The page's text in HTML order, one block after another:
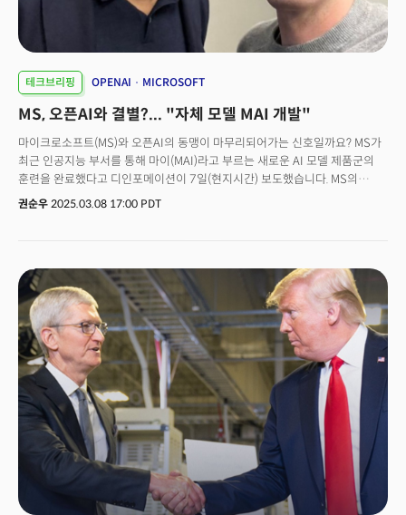
참석하는 공식 행사에 초대되는 등 높은 위상을 자랑하고 있는데요. 현재 중국
내 여러 지자체에서 딥시크의 오픈소스 AI 모델을 IT 인프라와 업무
프로세스에 통합하려는 움직임을 보이고 있습니다. 중국 정부 차원에서
보이고 있는 겁니다. 최근 중국은 정부 관리나 국유기업 임원들의 해외 출국을
제한하는 사례가 늘고 있는데요. 최근 몇년간 공무원, 교사, 국유기업 일반
직원들까지 확대되고 있고, 이제는 민간 스타트업까지 이러한 제한이
적용되고 있습니다. AI 경쟁이 국가 차원의 경쟁으로 확대되면서 자원, 기술
유출에 대해 정부 차원의 관리와 지원이 이뤄지고 있는 것으로 보이는데요.
미국의 빅테크도 기민하게 움직이고 있습니다. 오픈AI가 트럼프 행정부에
중국발 AI 모델 사용을 전면 제한해야 한다고 촉구하고 나섰는데요. 미국과
중국의 기술 패권 경쟁이 반도체를 넘어 AI로 확대되고 있다는 시그널입니다.
정책 제안서에서 오픈AI는 중국의 AI 모델이 보안과 지식재산권(IP) 보호에
심각한 리스크가 될 수 있다고 주장했는데요. 미국 주도의 AI가 중국 주도
AI보다 우세하도록 보장함으로써 AI에 대한 미국 리더십을 지켜야 한다고
덧붙였습니다.
테크브리핑 OPENAI MICROSOFT
MS, 오픈AI와 결별?... "자체 모델 MAI 개발"
마이크로소프트(MS)와 오픈AI의 동맹이 마무리되어가는 신호일까요? MS가
최근 인공지능 부서를 통해 마이(MAI)라고 부르는 새로운 AI 모델 제품군의
훈련을 완료했다고 디인포메이션이 7일(현지시간) 보도했습니다. MS의
새로운 모델은 오픈AI, 앤트로픽과 같은 AI기업들이 내놓은 모델들과 경쟁할
MS는 현재 코파일럿에서 오픈AI의 모델을 자체 개발한 모델로 대체하는
방안을 테스트하고 있는데요. xAI, 메타 플랫폼스, 중국 스타트업 딥시크 등
다른 AI 기업의 모델도 함께 테스트 중입니다. 또한 MAI 모델을 애저 클라우드
컴퓨팅 서비스를 통해 상용화하는 방안도 고려하고 있는 것으로
알려졌습니다. 👉 MS-오픈AI 동맹 깨질까? MS와 오픈AI와의 이상기류는
계속 감지되고 있는데요. MS는 2019년부터 오픈AI에 130억달러 이상을
투자하면서 파트너십을 이어왔습니다. 그러나 지난 1월 오픈AI가 일본의
소프트뱅크, 오라클 등과 합작회사인 '스타게이트' 설립을 발표하면서 양사간
협력관계가 흔들리는 것이 아니냐는 의구심이 제기되고 있는 상황인데요.
업계에서는 MS의 AI자립을 위한 움직임이 오픈AI를 비롯한 다른 AI기업들과
더욱 직접적으로 경쟁하는 관계를 만들 수 있다고 지적합니다. 다만 오픈AI와
MS의 파트너십이 오는 2030년까지 지속되어야만 하기 때문에 파트너십을
유지하면서도 자립을 위해 속도를 내야하는 과제를 안고 있다고
디인포메이션은 분석했습니다.
권순우 2025.03.08 17:00 PDT